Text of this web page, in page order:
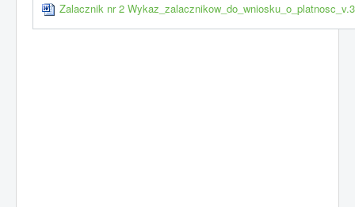
Zalacznik nr 2